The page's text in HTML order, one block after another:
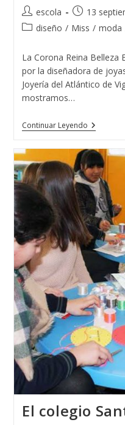
Autor
de
escola
Publicación
de
13
Categoría
la
entrada:
diseño / Miss / moda
La Corona Reina Belleza
por la diseñadora de
Joyería del Atlántico de
mostramos…
Continuar LeyendoLa
Corona
Belleza
España
2017
Se
Fabricó
Y
Se
Diseñó
En
Vigo
El colegio